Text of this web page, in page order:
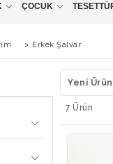
ÇOCUK
> Erkek Şalvar
Yeni
7 Ürün